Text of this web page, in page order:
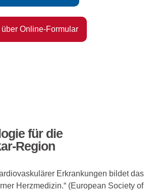
Online-Formular
für die
Region
Erkrankungen bildet das
Herzmedizin.“ (European Society of